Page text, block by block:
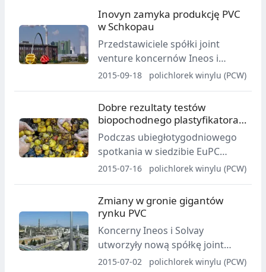
polichlorku winylu, opracowany
w ramach programu VinylPlus.
Inovyn zamyka produkcję PVC
w Schkopau
Przedstawiciele spółki joint
venture koncernów Ineos i
Solvay zapowiedzieli, że
zakładach nie zostanie
wznowiona.
2015-09-18 polichlorek winylu (PCW)
Dobre rezultaty testów
biopochodnego plastyfikatora
do PVC
Podczas ubiegłotygodniowego
spotkania w siedzibie EuPC
zaprezentowano wyniki
przeprowadzonych w ramach
projektu Placard.
2015-07-16 polichlorek winylu (PCW)
Zmiany w gronie gigantów
rynku PVC
Koncerny Ineos i Solvay
utworzyły nową spółkę joint
venture pod nazwą Inovyn.
2015-07-02 polichlorek winylu (PCW)